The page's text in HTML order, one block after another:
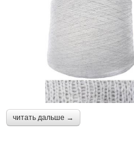
читать дальше →